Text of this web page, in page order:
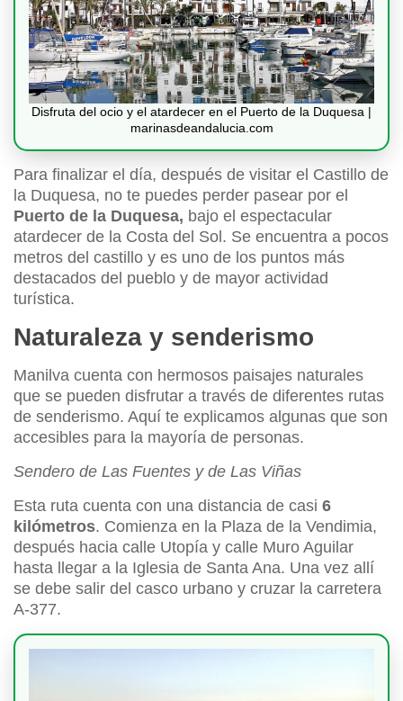
Disfruta del ocio y el atardecer en el Puerto de la Duquesa |
marinasdeandalucia.com
Para finalizar el día, después de visitar el Castillo de
la Duquesa, no te puedes perder pasear por el
Puerto de la Duquesa, bajo el espectacular
atardecer de la Costa del Sol. Se encuentra a pocos
metros del castillo y es uno de los puntos más
destacados del pueblo y de mayor actividad
turística.
Naturaleza y senderismo
Manilva cuenta con hermosos paisajes naturales
que se pueden disfrutar a través de diferentes rutas
de senderismo. Aquí te explicamos algunas que son
accesibles para la mayoría de personas.
Sendero de Las Fuentes y de Las Viñas
Esta ruta cuenta con una distancia de casi 6
kilómetros. Comienza en la Plaza de la Vendimia,
después hacia calle Utopía y calle Muro Aguilar
hasta llegar a la Iglesia de Santa Ana. Una vez allí
se debe salir del casco urbano y cruzar la carretera
A-377.